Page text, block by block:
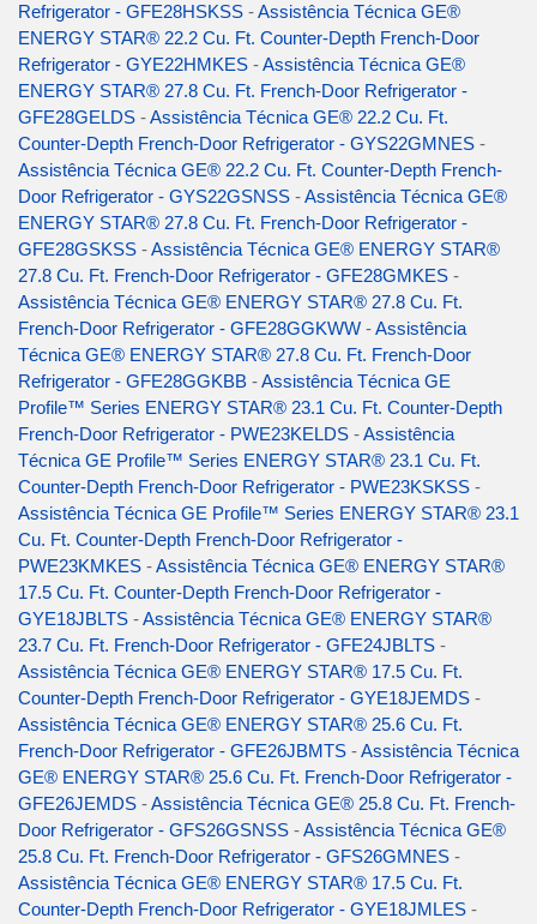
Refrigerator - GFE28HSKSS -Assistência Técnica GE®
ENERGY STAR® 22.2 Cu. Ft. Counter-Depth French-Door
Refrigerator - GYE22HMKES -Assistência Técnica GE®
ENERGY STAR® 27.8 Cu. Ft. French-Door Refrigerator -
GFE28GELDS -Assistência Técnica GE® 22.2 Cu. Ft.
Counter-Depth French-Door Refrigerator - GYS22GMNES -
Assistência Técnica GE® 22.2 Cu. Ft. Counter-Depth French-
Door Refrigerator - GYS22GSNSS -Assistência Técnica GE®
ENERGY STAR® 27.8 Cu. Ft. French-Door Refrigerator -
GFE28GSKSS -Assistência Técnica GE® ENERGY STAR®
27.8 Cu. Ft. French-Door Refrigerator - GFE28GMKES -
Assistência Técnica GE® ENERGY STAR® 27.8 Cu. Ft.
French-Door Refrigerator - GFE28GGKWW -Assistência
Técnica GE® ENERGY STAR® 27.8 Cu. Ft. French-Door
Refrigerator - GFE28GGKBB -Assistência Técnica GE
Profile™ Series ENERGY STAR® 23.1 Cu. Ft. Counter-Depth
French-Door Refrigerator - PWE23KELDS -Assistência
Técnica GE Profile™ Series ENERGY STAR® 23.1 Cu. Ft.
Counter-Depth French-Door Refrigerator - PWE23KSKSS -
Assistência Técnica GE Profile™ Series ENERGY STAR® 23.1
Cu. Ft. Counter-Depth French-Door Refrigerator -
PWE23KMKES -Assistência Técnica GE® ENERGY STAR®
17.5 Cu. Ft. Counter-Depth French-Door Refrigerator -
GYE18JBLTS -Assistência Técnica GE® ENERGY STAR®
23.7 Cu. Ft. French-Door Refrigerator - GFE24JBLTS -
Assistência Técnica GE® ENERGY STAR® 17.5 Cu. Ft.
Counter-Depth French-Door Refrigerator - GYE18JEMDS -
Assistência Técnica GE® ENERGY STAR® 25.6 Cu. Ft.
French-Door Refrigerator - GFE26JBMTS -Assistência Técnica
GE® ENERGY STAR® 25.6 Cu. Ft. French-Door Refrigerator -
GFE26JEMDS -Assistência Técnica GE® 25.8 Cu. Ft. French-
Door Refrigerator - GFS26GSNSS -Assistência Técnica GE®
25.8 Cu. Ft. French-Door Refrigerator - GFS26GMNES -
Assistência Técnica GE® ENERGY STAR® 17.5 Cu. Ft.
Counter-Depth French-Door Refrigerator - GYE18JMLES -